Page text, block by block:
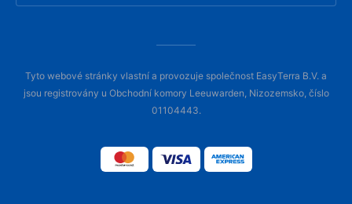
Tyto webové stránky vlastní a provozuje společnost EasyTerra B.V. a
jsou registrovány u Obchodní komory Leeuwarden, Nizozemsko, číslo
01104443.